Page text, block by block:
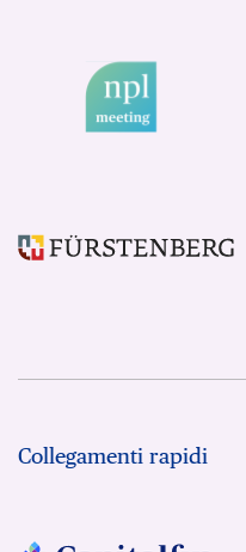
Collegamenti rapidi